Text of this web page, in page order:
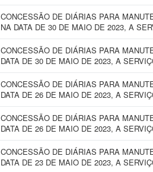
CONCESSÃO DE DIÁRIAS PARA
NA DATA DE 30 DE MAIO DE 2023, A
CONCESSÃO DE DIÁRIAS PARA
DATA DE 30 DE MAIO DE 2023, A
CONCESSÃO DE DIÁRIAS PARA
DATA DE 26 DE MAIO DE 2023, A
CONCESSÃO DE DIÁRIAS PARA
DATA DE 26 DE MAIO DE 2023, A
CONCESSÃO DE DIÁRIAS PARA
DATA DE 23 DE MAIO DE 2023, A